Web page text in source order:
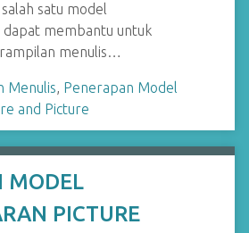
satu model
membantu untuk
menulis…
Menulis, Penerapan Model
and Picture
MODEL
PICTURE